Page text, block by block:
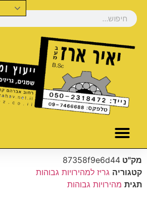
מק"ט 87358f9e6d44
קטגוריה גריז למהירויות גבוהות
תגית מהירויות גבוהות